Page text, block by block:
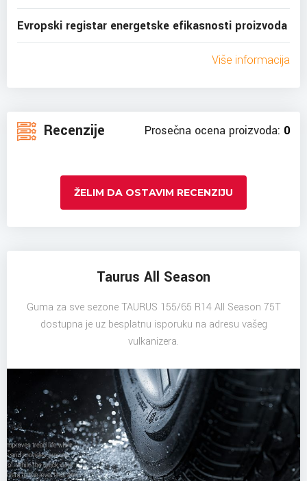
Evropski registar energetske efikasnosti proizvoda
Više informacija
Recenzije Prosečna ocena proizvoda: 0
ŽELIM DA OSTAVIM RECENZIJU
Taurus All Season
Guma za sve sezone TAURUS 155/65 R14 All Season 75T
dostupna je uz besplatnu isporuku na adresu vašeg
vulkanizera.